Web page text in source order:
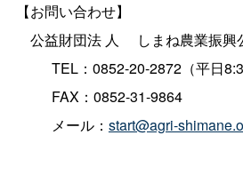
【お問い合わせ】
公益財団法 人
しまね農業振興
TEL：0852-20-2872（平日
FAX：0852-31-9864
メール： start@agri-